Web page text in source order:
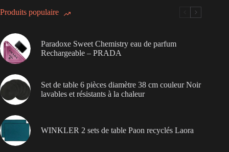
Produits populaire
Paradoxe Sweet Chemistry eau de parfum
Rechargeable – PRADA
Set de table 6 pièces diamètre 38 cm couleur Noir
lavables et résistants à la chaleur
WINKLER 2 sets de table Paon recyclés Laora